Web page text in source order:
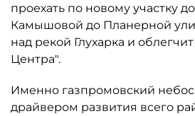
проехать по новому участку
Камышовой до Планерной
над рекой Глухарка и
Центра".
Именно газпромовский
драйвером развития всего